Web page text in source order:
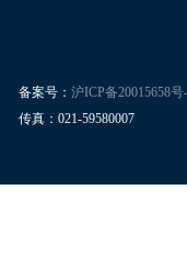
备案号： 沪ICP备20015658号
传真：021-59580007